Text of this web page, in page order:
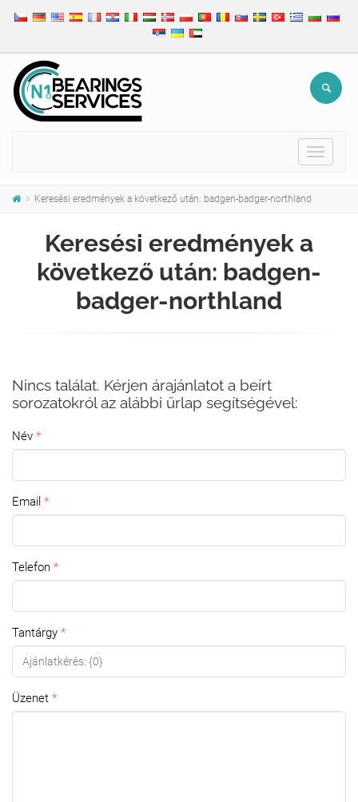
Toggle
Keresési eredmények a következő után: badgen-badger-northland
Keresési eredmények a
következő után: badgen-
badger-northland
Nincs találat. Kérjen árajánlatot a beírt
sorozatokról az alábbi űrlap segítségével:
Név
Email
Telefon
Tantárgy
Üzenet